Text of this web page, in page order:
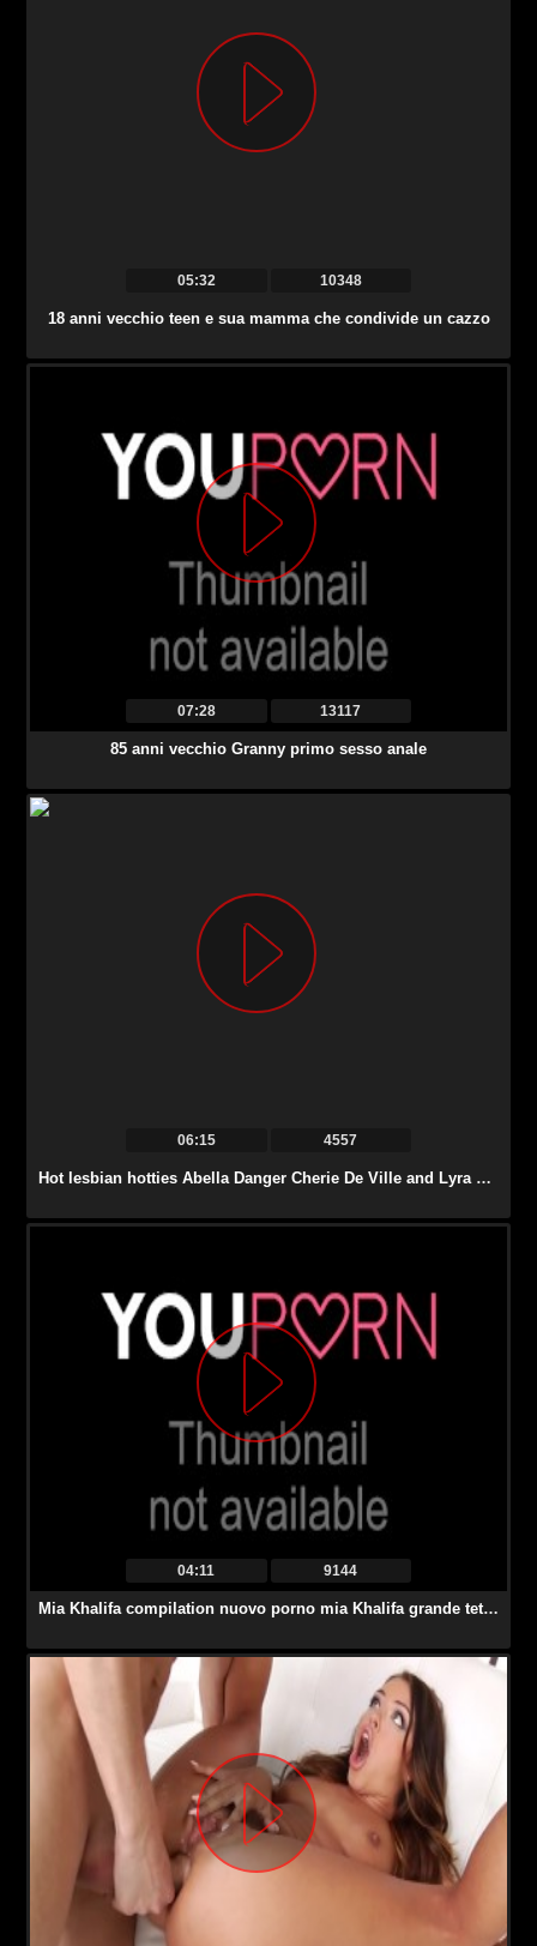
05:32 10348
18 anni vecchio teen e sua mamma che condivide un cazzo
07:28 13117
85 anni vecchio Granny primo sesso anale
06:15 4557
Hot lesbian hotties Abella Danger Cherie De Ville and Lyra Law started a sizzling strap on threesome session and shared their multiple orgasms.
04:11 9144
Mia Khalifa compilation nuovo porno mia Khalifa grande tette giovanissima, www.pornolupo